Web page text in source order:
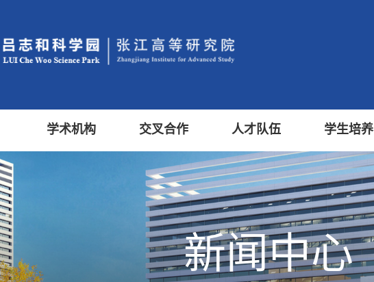
学术机构 交叉合作 人才队伍 学生培养
新闻中心